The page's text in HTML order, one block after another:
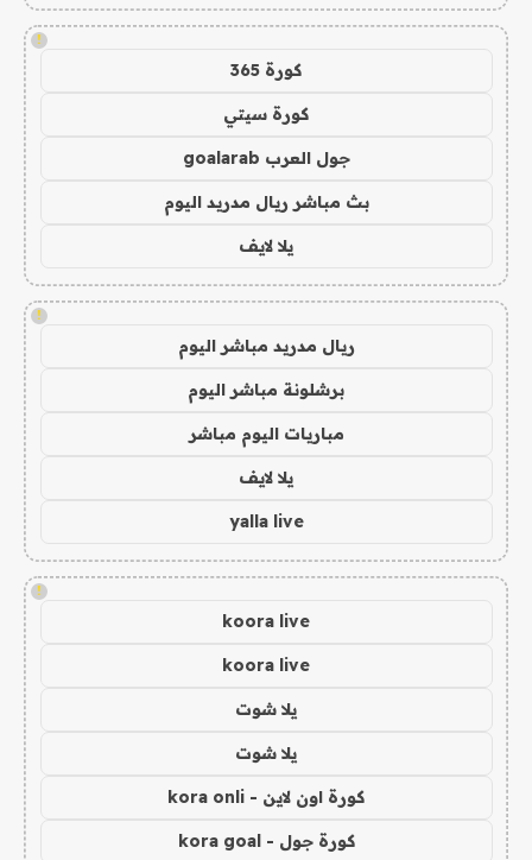
!
كورة 365
كورة سيتي
جول العرب goalarab
بث مباشر ريال مدريد اليوم
يلا لايف
!
ريال مدريد مباشر اليوم
برشلونة مباشر اليوم
مباريات اليوم مباشر
يلا لايف
yalla live
!
koora live
koora live
يلا شوت
يلا شوت
كورة اون لاين - kora onli
كورة جول - kora goal